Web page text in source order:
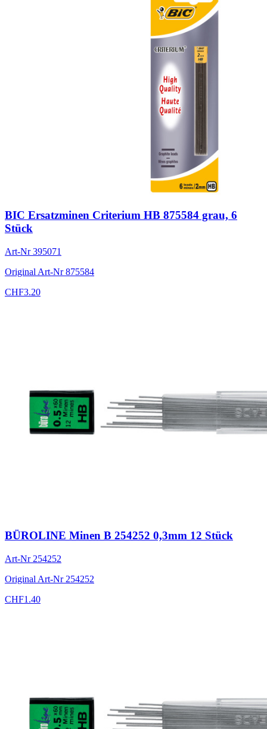
BIC Ersatzminen Criterium HB 875584 grau, 6
Stück
Art-Nr395071
Original Art-Nr875584
CHF3.20
BÜROLINE Minen B 254252 0,3mm 12 Stück
Art-Nr 254252
Original Art-Nr 254252
CHF1.40